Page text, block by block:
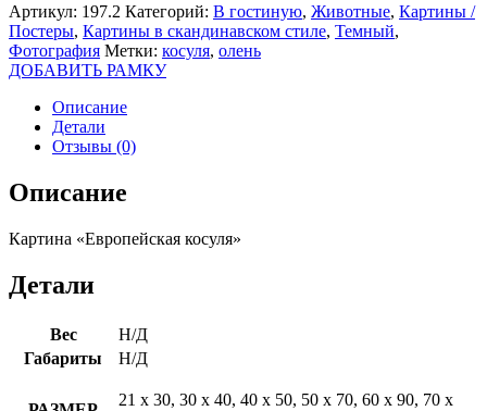
Артикул: 197.2 Категорий: В гостиную, Животные, Картины /
Постеры, Картины в скандинавском стиле, Темный,
Фотография Метки: косуля, олень
ДОБАВИТЬ РАМКУ
Описание
Детали
Отзывы (0)
Описание
Картина «Европейская косуля»
Детали
Вес
Н/Д
Габариты
Н/Д
21 х 30, 30 х 40, 40 х 50, 50 х 70, 60 х 90, 70 х